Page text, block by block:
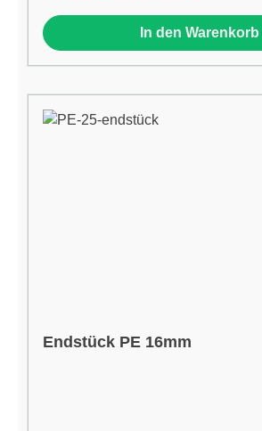
In den Warenkorb
Endstück PE 16mm